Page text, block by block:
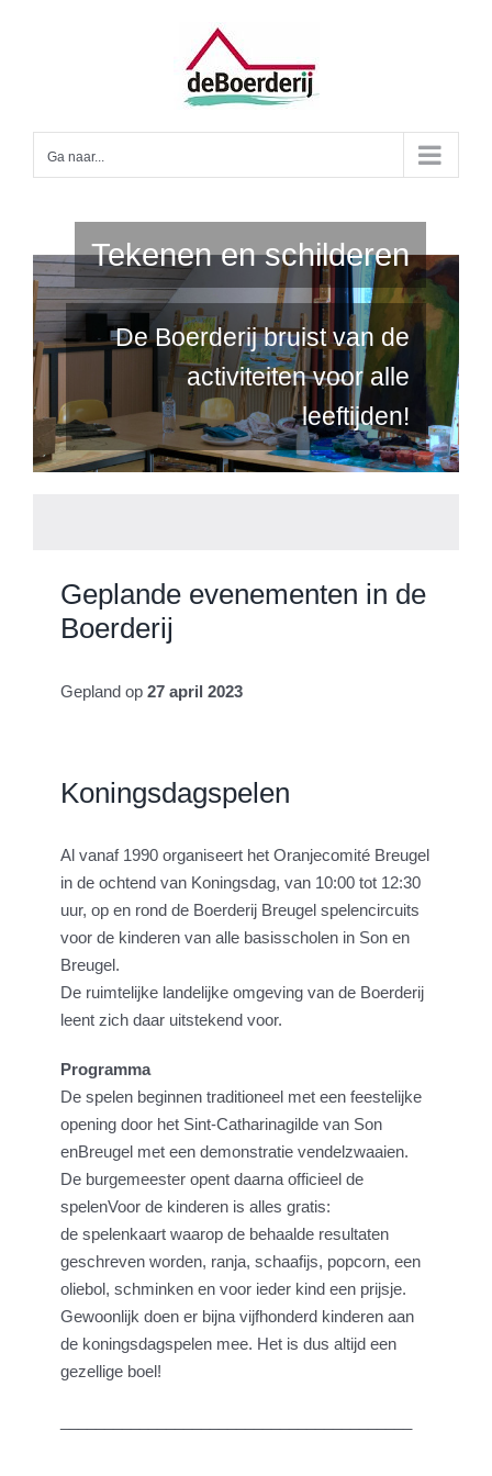
Ga naar...
Tekenen en schilderen
De Boerderij bruist van de
activiteiten voor alle
leeftijden!
Geplande evenementen in de
Boerderij
Gepland op 27 april 2023
Koningsdagspelen
Al vanaf 1990 organiseert het Oranjecomité Breugel
in de ochtend van Koningsdag, van 10:00 tot 12:30
uur, op en rond de Boerderij Breugel spelencircuits
voor de kinderen van alle basisscholen in Son en
Breugel.
De ruimtelijke landelijke omgeving van de Boerderij
leent zich daar uitstekend voor.
Programma
De spelen beginnen traditioneel met een feestelijke
opening door het Sint-Catharinagilde van Son
enBreugel met een demonstratie vendelzwaaien.
De burgemeester opent daarna officieel de
spelenVoor de kinderen is alles gratis:
de spelenkaart waarop de behaalde resultaten
geschreven worden, ranja, schaafijs, popcorn, een
oliebol, schminken en voor ieder kind een prijsje.
Gewoonlijk doen er bijna vijfhonderd kinderen aan
de koningsdagspelen mee. Het is dus altijd een
gezellige boel!